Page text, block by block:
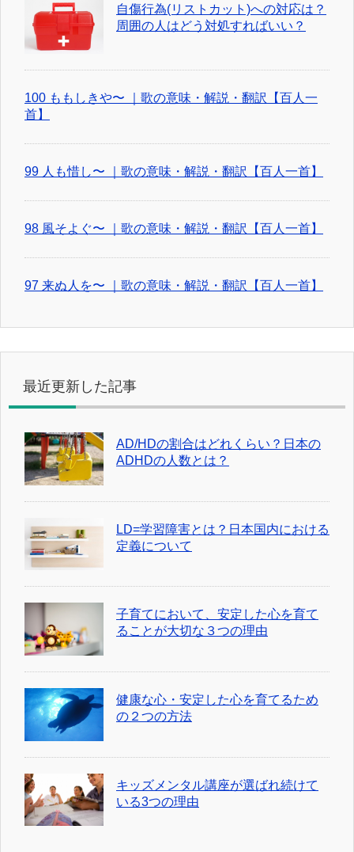
自傷行為(リストカット)への対応は？
周囲の人はどう対処すればいい？
100 ももしきや〜 ｜歌の意味・解説・翻訳【百人一
首】
99 人も惜し〜 ｜歌の意味・解説・翻訳【百人一首】
98 風そよぐ〜 ｜歌の意味・解説・翻訳【百人一首】
97 来ぬ人を〜 ｜歌の意味・解説・翻訳【百人一首】
最近更新した記事
AD/HDの割合はどれくらい？日本の
ADHDの人数とは？
LD=学習障害とは？日本国内における
定義について
子育てにおいて、安定した心を育て
ることが大切な３つの理由
健康な心・安定した心を育てるため
の２つの方法
キッズメンタル講座が選ばれ続けて
いる3つの理由